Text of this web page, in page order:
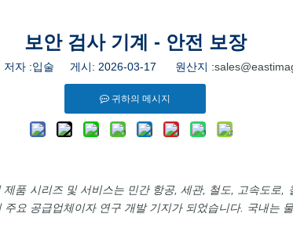
보안 검사 기계 - 안전 보장
자 :입술 게시: 2026-03-17 원산지 :
귀하의 메시지
품 시리즈 및 서비스는 민간 항공, 세관, 철도, 고속도로
요 공급업체이자 연구 개발 기지가 되었습니다. 국내는